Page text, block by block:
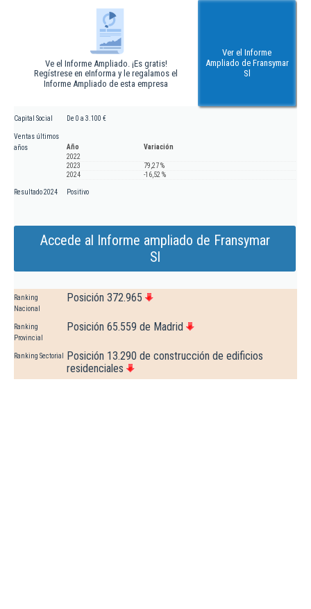
Ve el Informe Ampliado. ¡Es gratis!
Regístrese en eInforma y le regalamos el
Informe Ampliado de esta empresa
Ver el Informe
Ampliado de Fransymar
Sl
Capital Social De 0 a 3.100 €
Ventas últimos
años
Año
Variación
2022
2023
79,27 %
2024
-16,52 %
Resultado 2024 Positivo
Accede al Informe ampliado de Fransymar
Sl
Ranking
Nacional
Posición 372.965
Ranking
Provincial
Posición 65.559 de Madrid
Ranking Sectorial
Posición 13.290 de construcción de edificios
residenciales